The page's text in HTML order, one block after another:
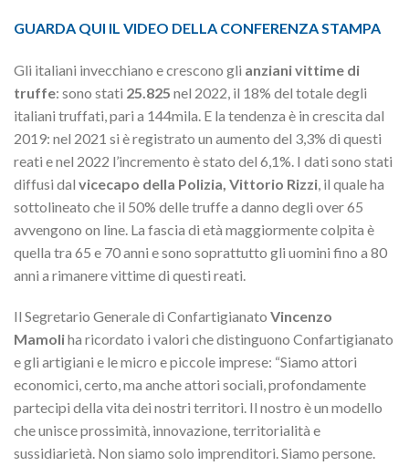
GUARDA QUI IL VIDEO DELLA CONFERENZA STAMPA
Gli italiani invecchiano e crescono gli anziani vittime di
truffe: sono stati 25.825 nel 2022, il 18% del totale degli
italiani truffati, pari a 144mila. E la tendenza è in crescita dal
2019: nel 2021 si è registrato un aumento del 3,3% di questi
reati e nel 2022 l’incremento è stato del 6,1%. I dati sono stati
diffusi dal vicecapo della Polizia, Vittorio Rizzi , il quale ha
sottolineato che il 50% delle truffe a danno degli over 65
avvengono on line. La fascia di età maggiormente colpita è
quella tra 65 e 70 anni e sono soprattutto gli uomini fino a 80
anni a rimanere vittime di questi reati.
Il Segretario Generale di Confartigianato Vincenzo
Mamoliha ricordato i valori che distinguono Confartigianato
e gli artigiani e le micro e piccole imprese: “Siamo attori
economici, certo, ma anche attori sociali, profondamente
partecipi della vita dei nostri territori. Il nostro è un modello
che unisce prossimità, innovazione, territorialità e
sussidiarietà. Non siamo solo imprenditori. Siamo persone.